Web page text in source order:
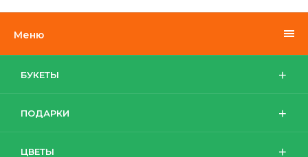
Меню
БУКЕТЫ
ПОДАРКИ
ЦВЕТЫ